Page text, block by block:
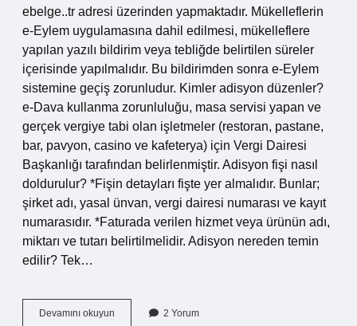
ebelge..tr adresi üzerinden yapmaktadır. Mükelleflerin
e-Eylem uygulamasına dahil edilmesi, mükelleflere
yapılan yazılı bildirim veya tebliğde belirtilen süreler
içerisinde yapılmalıdır. Bu bildirimden sonra e-Eylem
sistemine geçiş zorunludur. Kimler adisyon düzenler?
e-Dava kullanma zorunluluğu, masa servisi yapan ve
gerçek vergiye tabi olan işletmeler (restoran, pastane,
bar, pavyon, casino ve kafeterya) için Vergi Dairesi
Başkanlığı tarafından belirlenmiştir. Adisyon fişi nasıl
doldurulur? *Fişin detayları fişte yer almalıdır. Bunlar;
şirket adı, yasal ünvan, vergi dairesi numarası ve kayıt
numarasıdır. *Faturada verilen hizmet veya ürünün adı,
miktarı ve tutarı belirtilmelidir. Adisyon nereden temin
edilir? Tek…
Devamını okuyun Garsonlukta2 Yorum